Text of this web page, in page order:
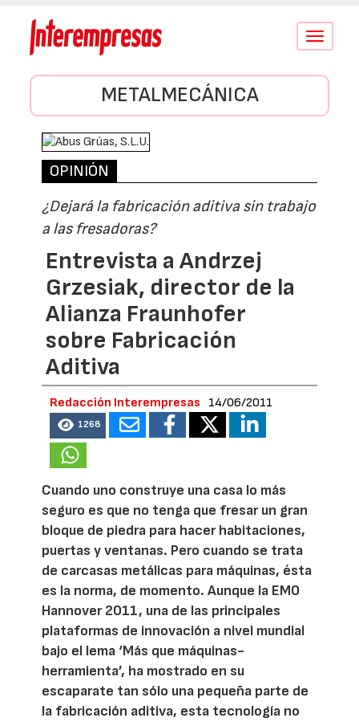
Conmutar
METALMECÁNICA
OPINIÓN
¿Dejará la fabricación aditiva sin trabajo
a las fresadoras?
Entrevista a Andrzej
Grzesiak, director de la
Alianza Fraunhofer
sobre Fabricación
Aditiva
Redacción Interempresas 14/06/2011
1268
Cuando uno construye una casa lo más
seguro es que no tenga que fresar un gran
bloque de piedra para hacer habitaciones,
puertas y ventanas. Pero cuando se trata
de carcasas metálicas para máquinas, ésta
es la norma, de momento. Aunque la EMO
Hannover 2011, una de las principales
plataformas de innovación a nivel mundial
bajo el lema ‘Más que máquinas-
herramienta’, ha mostrado en su
escaparate tan sólo una pequeña parte de
la fabricación aditiva, esta tecnología no